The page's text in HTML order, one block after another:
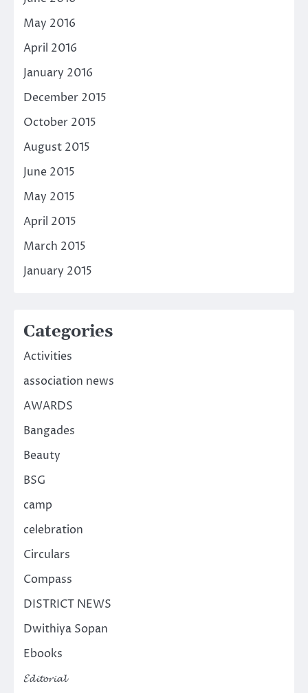
May 2016
April 2016
January 2016
December 2015
October 2015
August 2015
June 2015
May 2015
April 2015
March 2015
January 2015
Categories
Activities
association news
AWARDS
Bangades
Beauty
BSG
camp
celebration
Circulars
Compass
DISTRICT NEWS
Dwithiya Sopan
Ebooks
𝓔𝓭𝓲𝓽𝓸𝓻𝓲𝓪𝓵